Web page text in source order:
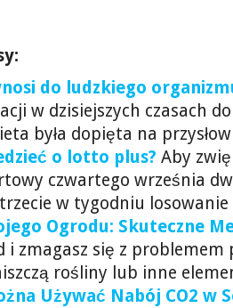
do ludzkiego
w dzisiejszych czasach
była dopięta na
o lotto plus? Aby
czwartego września
w tygodniu losowanie
Ogrodu: Skuteczne
i zmagasz się z
rośliny lub inne
Używać Nabój CO2 w